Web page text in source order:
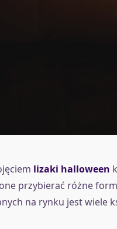
lizaki halloween
przybierać różne
na rynku jest wiele